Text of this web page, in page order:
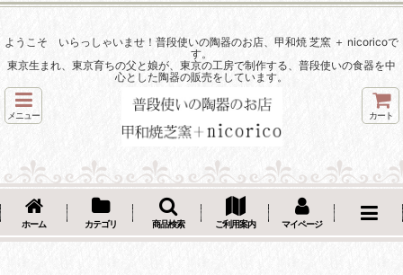
ようこそ いらっしゃいませ！普段使いの陶器のお店、甲和焼 芝窯 ＋ nicoricoで
す。
東京生まれ、東京育ちの父と娘が、東京の工房で制作する、普段使いの食器を中
心とした陶器の販売をしています。
メニュー カート
ホーム カテゴリ 商品検索 ご利用案内 マイページ